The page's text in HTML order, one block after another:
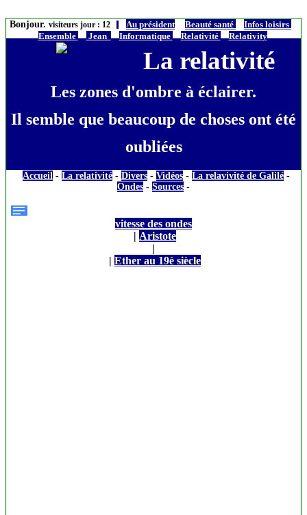
Bonjour. visiteurs jour : 12 Au président Beauté santé
Infos loisirs
Ensemble
Jean Informatique Relativité Relativity
La relativité
Les zones d'ombre à éclairer.
Il semble que beaucoup de choses ont été
oubliées
Accueil - La relativité- Divers- Vidéos- La relavivité de Galilé-
Ondes - Sources -
vitesse des ondes
| Aristote
|
| Ether au 19è siècle